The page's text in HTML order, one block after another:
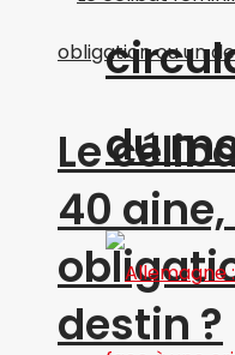
Le
40
destin ?
du